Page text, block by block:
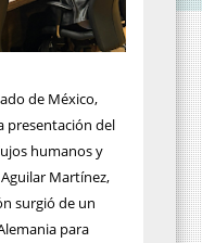
de México,
presentación del
humanos y
Martínez,
surgió de un
para